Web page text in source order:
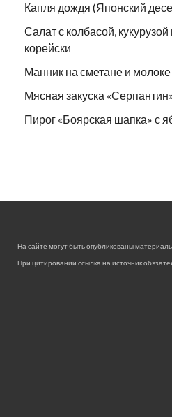
Капля дождя (Японский
Салат с колбасой,
корейски
Манник на сметане и молоке
Мясная закуска
Пирог «Боярская шапка» с
На сайте могут быть опубликованы
При цитировании ссылка на источник